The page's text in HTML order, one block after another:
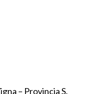
– Provincia S.